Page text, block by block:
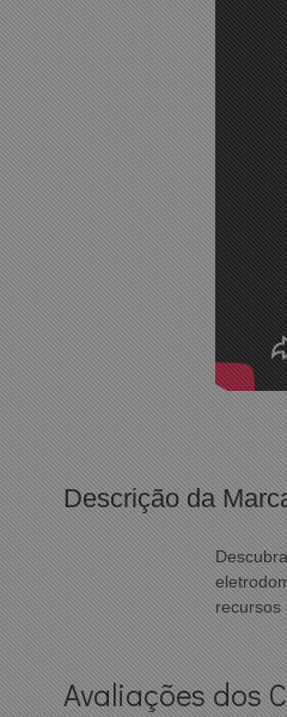
Descrição da
recursos
Avaliações dos